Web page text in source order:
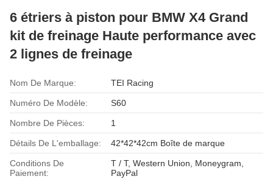
6 étriers à piston pour BMW X4 Grand
kit de freinage Haute performance avec
2 lignes de freinage
Nom De Marque: TEI Racing
Numéro De Modèle: S60
Nombre De Pièces: 1
Détails De L'emballage: 42*42*42cm Boîte de marque
Conditions De
Paiement:
T / T, Western Union, Moneygram,
PayPal